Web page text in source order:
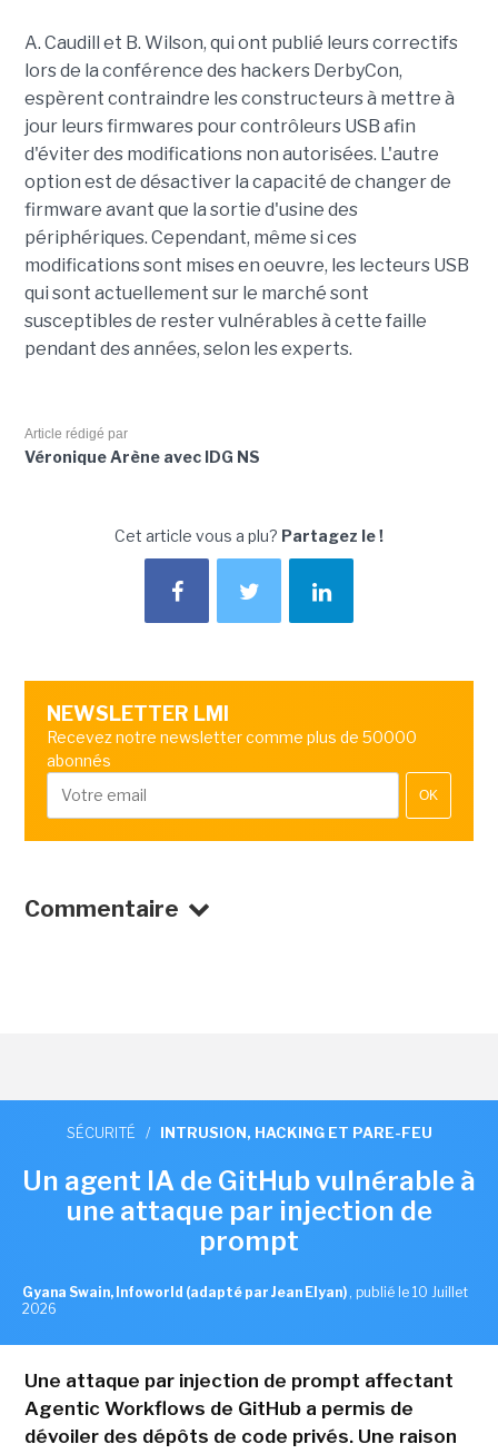
A. Caudill et B. Wilson, qui ont publié leurs correctifs
lors de la conférence des hackers DerbyCon,
espèrent contraindre les constructeurs à mettre à
jour leurs firmwares pour contrôleurs USB afin
d'éviter des modifications non autorisées. L'autre
option est de désactiver la capacité de changer de
firmware avant que la sortie d'usine des
périphériques. Cependant, même si ces
modifications sont mises en oeuvre, les lecteurs USB
qui sont actuellement sur le marché sont
susceptibles de rester vulnérables à cette faille
pendant des années, selon les experts.
Article rédigé par
Véronique Arène avec IDG NS
Cet article vous a plu? Partagez le !
NEWSLETTER LMI
Recevez notre newsletter comme plus de 50000
abonnés
OK
Commentaire
SÉCURITÉ / INTRUSION, HACKING ET PARE-FEU
Un agent IA de GitHub vulnérable à
une attaque par injection de
prompt
Gyana Swain, Infoworld (adapté par Jean Elyan) , publié le 10 Juillet
2026
Une attaque par injection de prompt affectant
Agentic Workflows de GitHub a permis de
dévoiler des dépôts de code privés. Une raison